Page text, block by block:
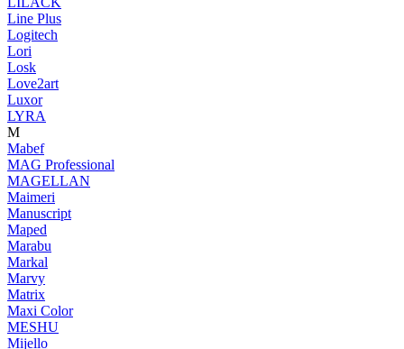
Line Plus
Logitech
Lori
Losk
Love2art
Luxor
LYRA
M
Mabef
MAG Professional
MAGELLAN
Maimeri
Manuscript
Maped
Marabu
Markal
Marvy
Matrix
Maxi Color
MESHU
Mijello